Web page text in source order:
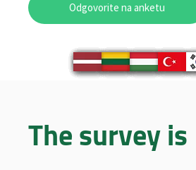
Odgovorite na anketu
The survey is